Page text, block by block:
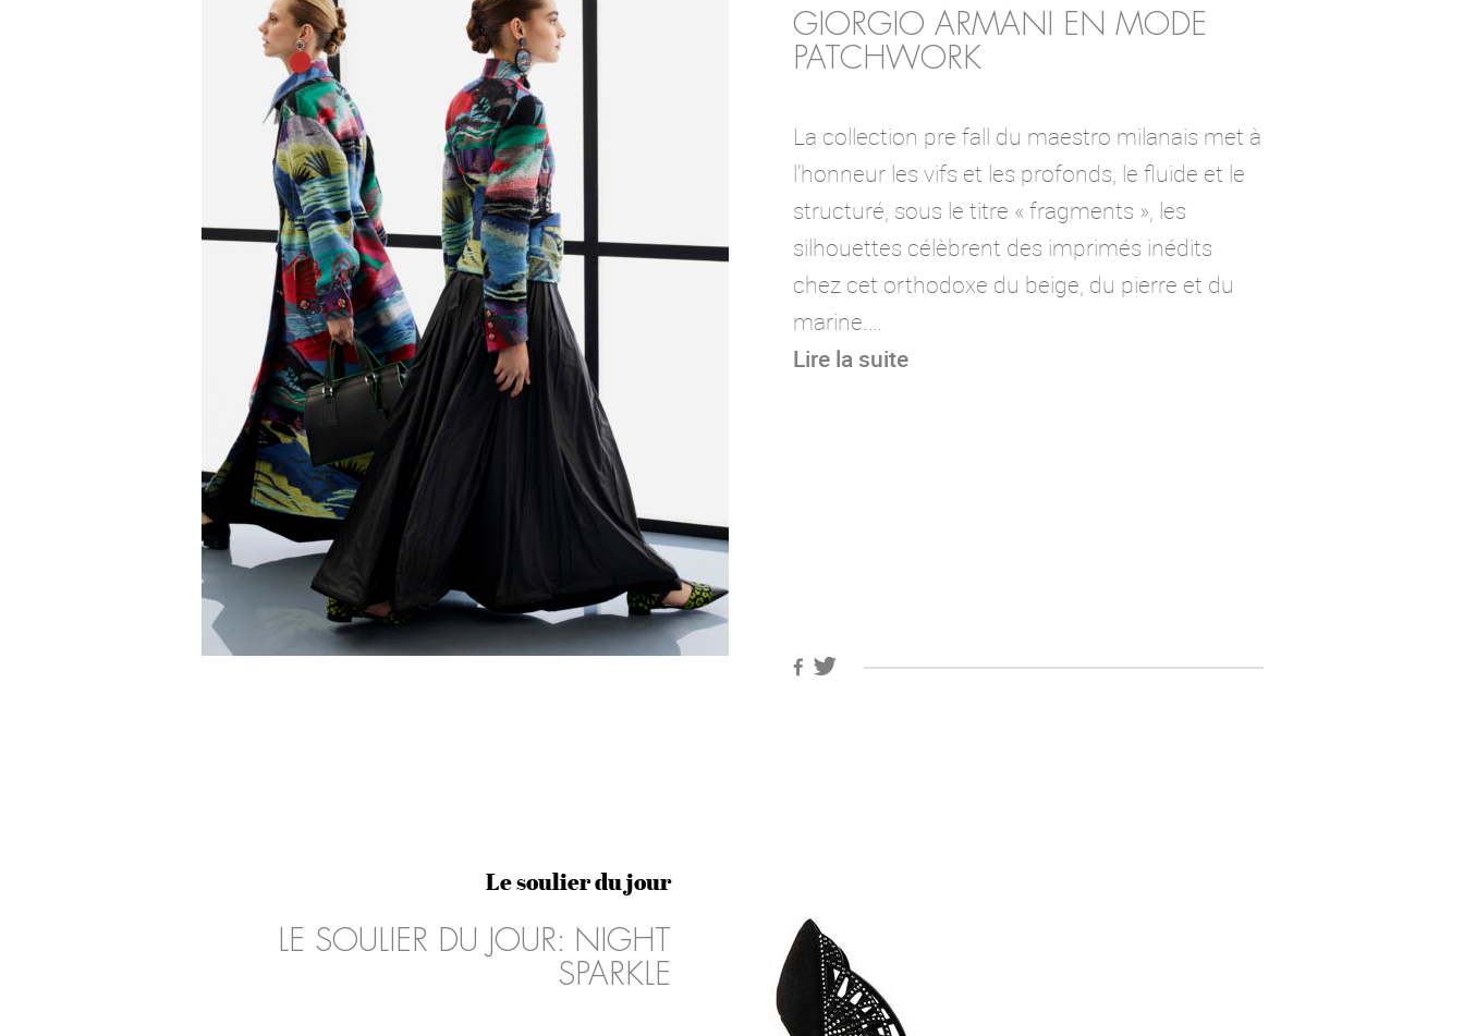
GIORGIO ARMANI EN MODE
PATCHWORK
La collection pre fall du maestro milanais met à
l’honneur les vifs et les profonds, le fluide et le
structuré, sous le titre « fragments », les
silhouettes célèbrent des imprimés inédits
chez cet orthodoxe du beige, du pierre et du
marine.…
Lire la suite
Le soulier du jour
LE SOULIER DU JOUR: NIGHT
SPARKLE